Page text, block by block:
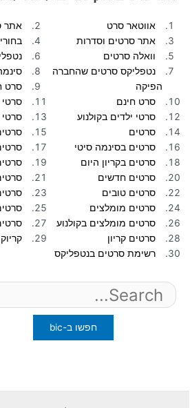
אווטאר סרט
אתר
אתר סרטים וסדרות
וואלה סרטים
נטפליקס סרטים שהחברה
הפיקה
סרט
סרט חינם
סרטי
סרטי ילדים בקולנוע
סרטי
סרטים
סרטים בסינמה סיטי
סרטים בקריון היום
סרטים חדשים
סרטים טובים
סרטים מומלצים
סרטים מומלצים בקולנוע
סרטים קריון
רשימת סרטים בנטפליקס
for: